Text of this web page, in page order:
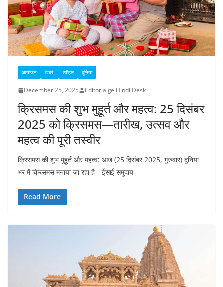
आयोजन खबरें. त्यौहार दुनिया
December 25, 2025 Editorialge Hindi Desk
क्रिसमस की शुभ मुहूर्त और महत्व: 25 दिसंबर
2025 को क्रिसमस—तारीख, उत्सव और
महत्व की पूरी तस्वीर
क्रिसमस की शुभ मुहूर्त और महत्व: आज (25 दिसंबर 2025, गुरुवार) दुनिया
भर में क्रिसमस मनाया जा रहा है—ईसाई समुदाय
Read More